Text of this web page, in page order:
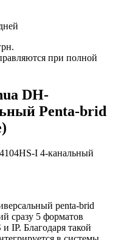
при полной
DH-
Penta-brid
I 4-канальный
penta-brid
сразу 5 форматов
IP. Благодаря такой